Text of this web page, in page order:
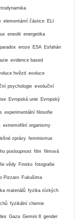
elementární částice ELI
eneolit energetika
eroze ESA Esfahán
evidence based
hvězd evoluce
psychologie evoluční
Evropská unie Evropský
experimentální filosofie
extremofilní organismy
zprávy feminismus
posloupnost film filmová
vědy Finsko fotografie
Pizzaro Fukušima
materiálů fyzika nízkých
fyzikální chemie
Gaza Gemini 8 gender